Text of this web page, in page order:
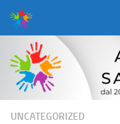
Salta al contenuto
UNCATEGORIZED